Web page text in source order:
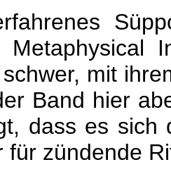
Metaphysical
mit
Band hier
dass es sich
für zündende